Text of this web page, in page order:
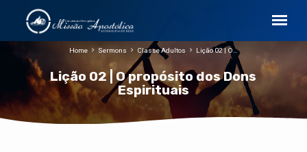
Lição 02 | O propósito dos Dons
Espirituais
Home Sermons Classe Adultos Lição 02 | O…